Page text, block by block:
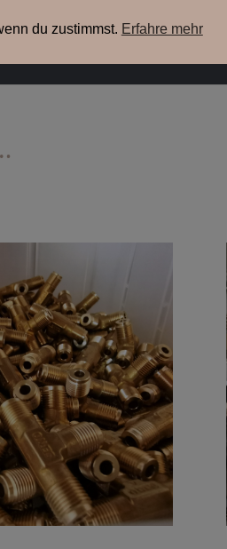
du zustimmst. Erfahre mehr